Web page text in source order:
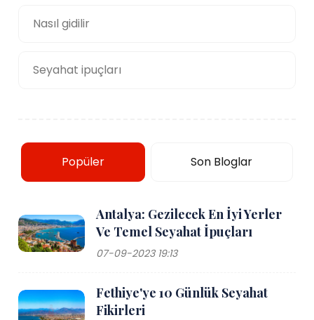
Nasıl gidilir
Seyahat ipuçları
Popüler Son Bloglar
Antalya: Gezilecek En İyi Yerler
Ve Temel Seyahat İpuçları
07-09-2023 19:13
Fethiye'ye 10 Günlük Seyahat
Fikirleri